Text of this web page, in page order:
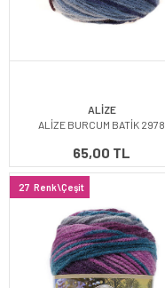
ALİZE
ALİZE BURCUM BATİK 2978
65,00 TL
27 Renk\Çeşit